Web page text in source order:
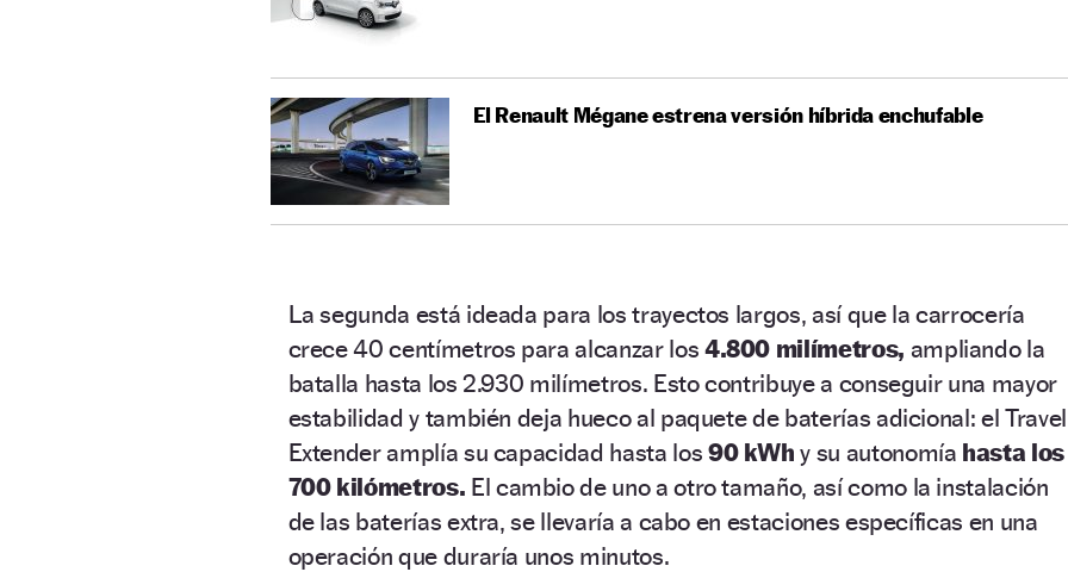
El Renault Mégane estrena versión híbrida enchufable
La segunda está ideada para los trayectos largos, así que la carrocería
crece 40 centímetros para alcanzar los 4.800 milímetros, ampliando la
batalla hasta los 2.930 milímetros. Esto contribuye a conseguir una mayor
estabilidad y también deja hueco al paquete de baterías adicional: el Travel
Extender amplía su capacidad hasta los 90 kWh y su autonomía hasta los
700 kilómetros. El cambio de uno a otro tamaño, así como la instalación
de las baterías extra, se llevaría a cabo en estaciones específicas en una
operación que duraría unos minutos.